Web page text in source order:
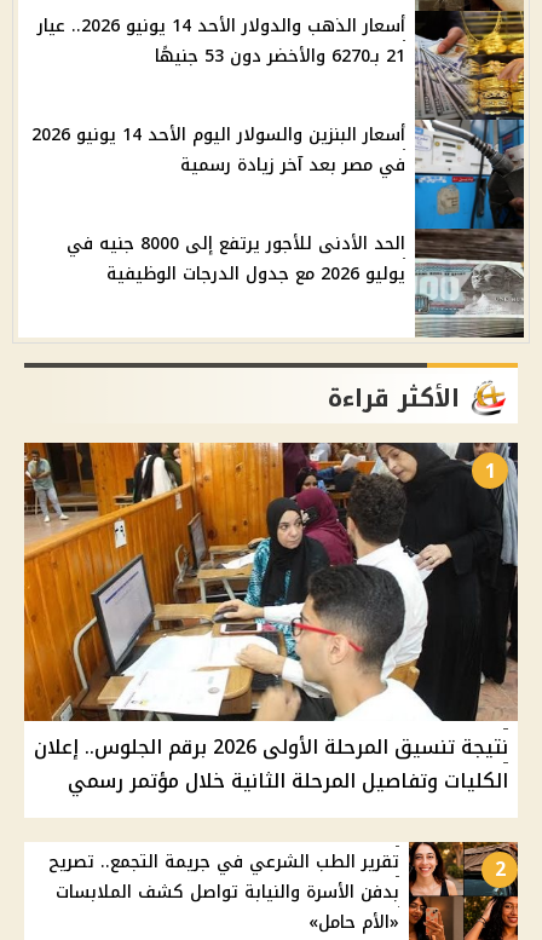
أسعار الذهب والدولار الأحد 14 يونيو 2026.. عيار
21 بـ6270 والأخضر دون 53 جنيهًا
أسعار البنزين والسولار اليوم الأحد 14 يونيو 2026
في مصر بعد آخر زيادة رسمية
الحد الأدنى للأجور يرتفع إلى 8000 جنيه في
يوليو 2026 مع جدول الدرجات الوظيفية
الأكثر قراءة
1
نتيجة تنسيق المرحلة الأولى 2026 برقم الجلوس.. إعلان
الكليات وتفاصيل المرحلة الثانية خلال مؤتمر رسمي
2
تقرير الطب الشرعي في جريمة التجمع.. تصريح
بدفن الأسرة والنيابة تواصل كشف الملابسات
«الأم حامل»